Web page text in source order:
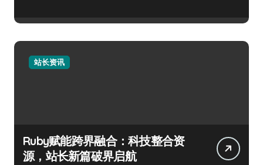
站长资讯
Ruby赋能跨界融合：科技整合资
源，站长新篇破界启航